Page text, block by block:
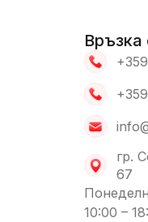
Връзка
гр.
67
10:00 –